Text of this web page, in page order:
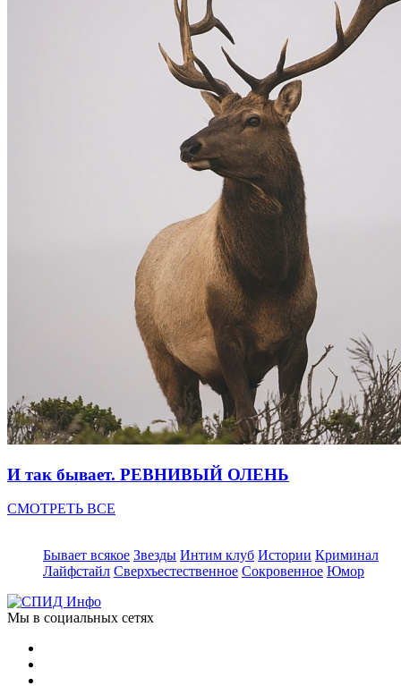
И так бывает. РЕВНИВЫЙ ОЛЕНЬ
СМОТРЕТЬ ВСЕ
Бывает всякое Звезды Интим клуб Истории Криминал
Лайфстайл Сверхъестественное Сокровенное Юмор
Мы в социальных сетях